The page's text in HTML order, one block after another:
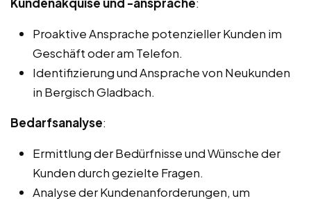
Proaktive Ansprache potenzieller Kunden im
Geschäft oder am Telefon.
Identifizierung und Ansprache von Neukunden
in Bergisch Gladbach.
Bedarfsanalyse:
Ermittlung der Bedürfnisse und Wünsche der
Kunden durch gezielte Fragen.
Analyse der Kundenanforderungen, um